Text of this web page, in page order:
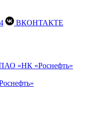
ВКОНТАКТЕ
«НК «Роснефть»